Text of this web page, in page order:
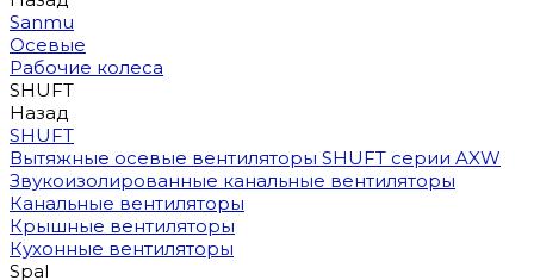
Sanmu
Осевые
Рабочие колеса
SHUFT
Назад
SHUFT
Вытяжные осевые вентиляторы SHUFT серии AXW
Звукоизолированные канальные вентиляторы
Канальные вентиляторы
Крышные вентиляторы
Кухонные вентиляторы
Spal